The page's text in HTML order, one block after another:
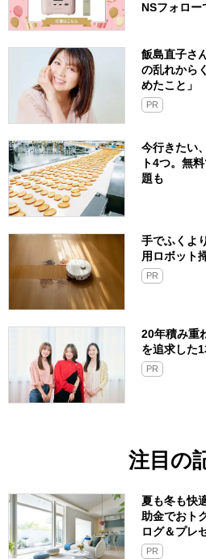
NSフォロー
飯島直子さ
の乱れから
めたこと」
PR
今行きたい
ト4つ。無
題も
手でふくよ
用ロボット
PR
20年積み重
を追求した
PR
注目の
夏も冬も快
助金でおト
ログ＆プレ
PR